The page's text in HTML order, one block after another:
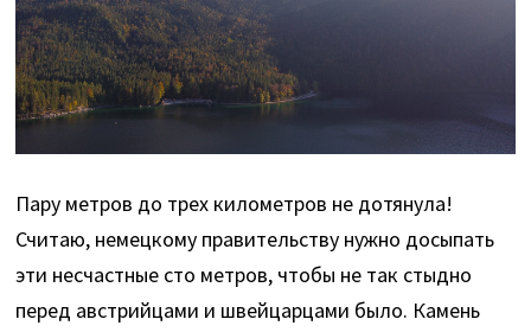
Пару метров до трех километров не дотянула!
Считаю, немецкому правительству нужно досыпать
эти несчастные сто метров, чтобы не так стыдно
перед австрийцами и швейцарцами было. Камень